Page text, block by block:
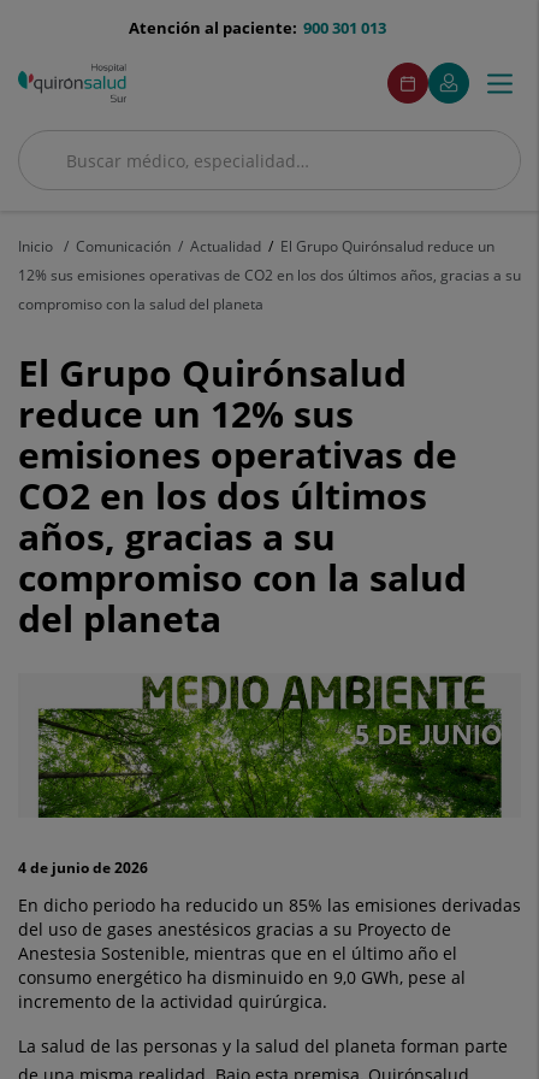
menu-
900 301 013
Atención al paciente:
Buscar
Buscar
menuAcceso
Pedir
cita
Este
enlace
se
en
Mi
Quirónsalud
Este
enlace
se
en
ventana
nueva.
Menú
Inicio Comunicación Actualidad
El Grupo Quirónsalud reduce un
12% sus emisiones operativas de CO2 en los dos últimos años, gracias a su
compromiso con la salud del planeta
El
Grupo
Quirónsalud
reduce
un
12%
sus
emisiones
operativas
de
CO2
en
los
dos
últimos
años,
El Grupo Quirónsalud
reduce un 12% sus
emisiones operativas de
CO2 en los dos últimos
años, gracias a su
compromiso con la salud
del planeta
4 de junio de 2026
En dicho periodo ha reducido un 85% las emisiones derivadas
del uso de gases anestésicos gracias a su Proyecto de
Anestesia Sostenible, mientras que en el último año el
consumo energético ha disminuido en 9,0 GWh, pese al
incremento de la actividad quirúrgica.
La salud de las personas y la salud del planeta forman parte